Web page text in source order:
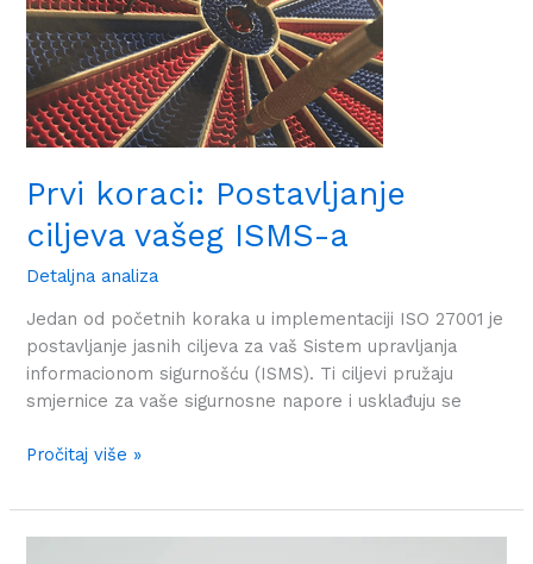
Prvi koraci: Postavljanje
ciljeva vašeg ISMS-a
Detaljna analiza
Jedan od početnih koraka u implementaciji ISO 27001 je
postavljanje jasnih ciljeva za vaš Sistem upravljanja
informacionom sigurnošću (ISMS). Ti ciljevi pružaju
smjernice za vaše sigurnosne napore i usklađuju se
ISMS-
a
Pročitaj više »